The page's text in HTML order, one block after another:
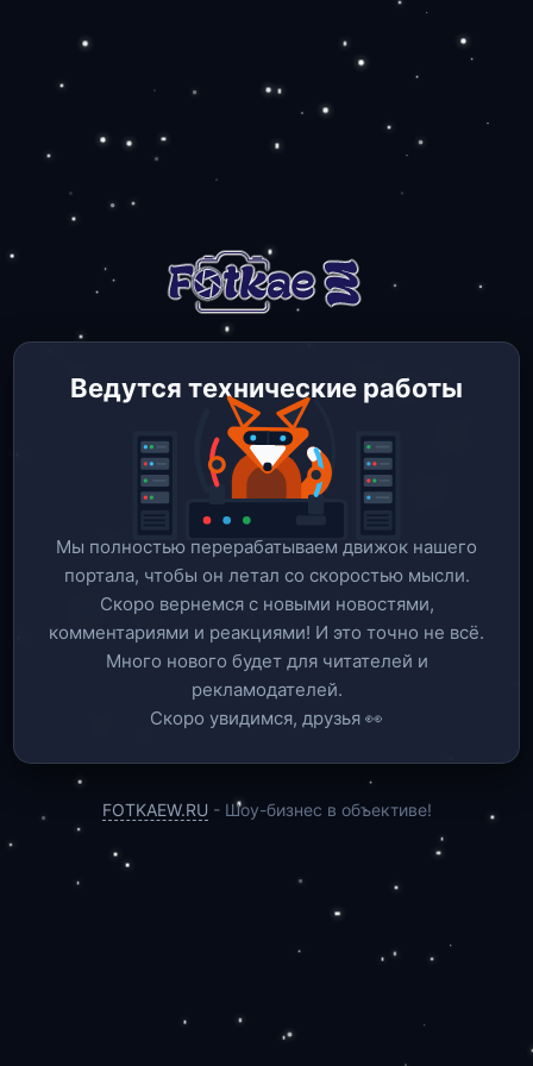
Ведутся технические работы
Мы полностью перерабатываем движок нашего
портала, чтобы он летал со скоростью мысли.
Скоро вернемся c новыми новостями,
комментариями и реакциями! И это точно не всё.
Много нового будет для читателей и
рекламодателей.
Скоро увидимся, друзья 👀
FOTKAEW.RU - Шоу-бизнес в объективе!